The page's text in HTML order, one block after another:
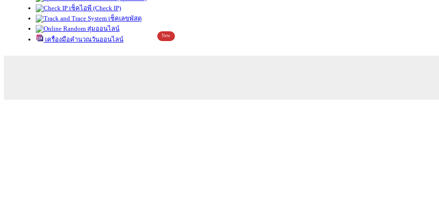
เช็คไอพี (Check IP)
เช็คเลขพัสดุ
สุ่มออนไลน์
เครื่องมือคำนวณวันออนไลน์
New